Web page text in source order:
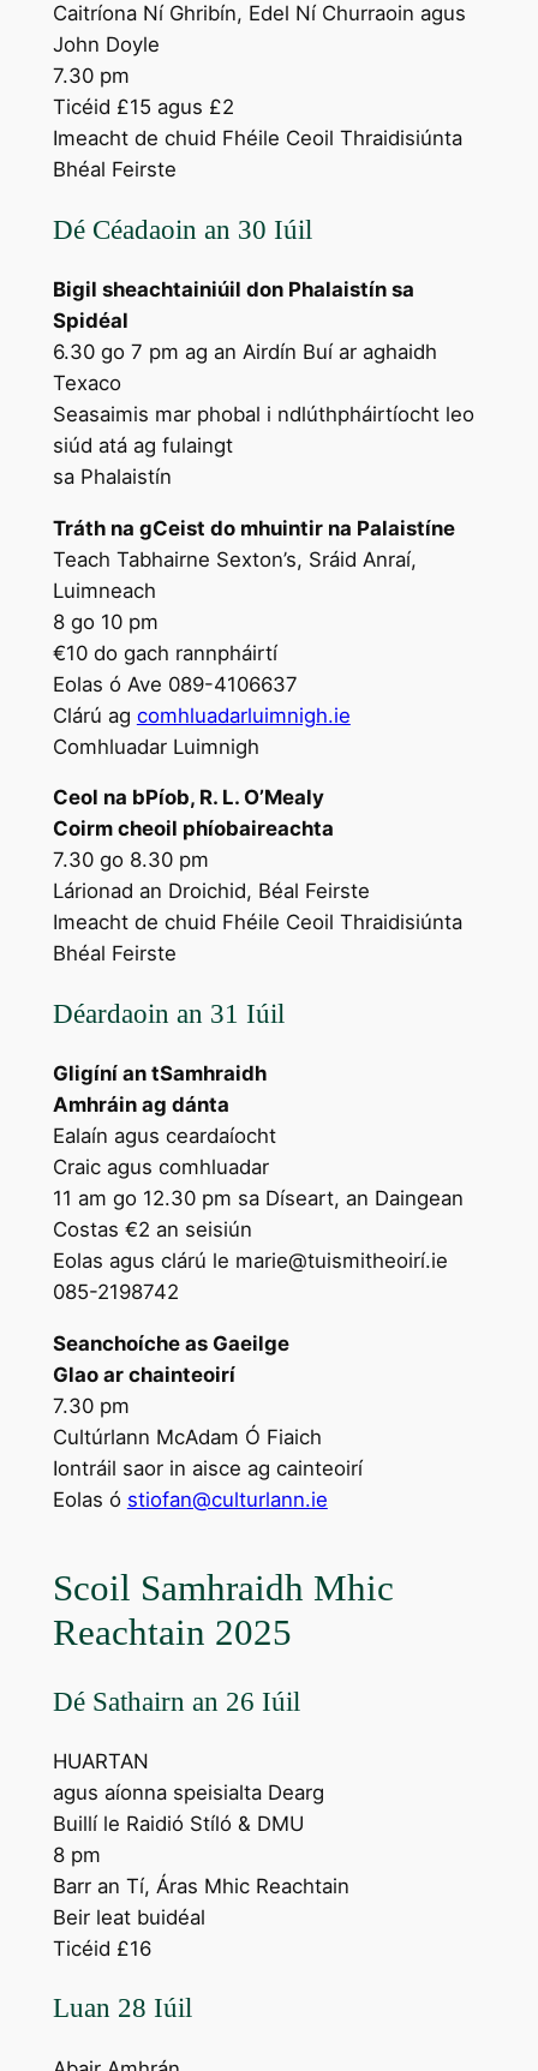
Caitríona Ní Ghribín, Edel Ní Churraoin agus
John Doyle
7.30 pm
Ticéid £15 agus £2
Imeacht de chuid Fhéile Ceoil Thraidisiúnta
Bhéal Feirste
Dé Céadaoin an 30 Iúil
Bigil sheachtainiúil don Phalaistín sa
Spidéal
6.30 go 7 pm ag an Airdín Buí ar aghaidh
Texaco
Seasaimis mar phobal i ndlúthpháirtíocht leo
siúd atá ag fulaingt
sa Phalaistín
Tráth na gCeist do mhuintir na Palaistíne
Teach Tabhairne Sexton’s, Sráid Anraí,
Luimneach
8 go 10 pm
€10 do gach rannpháirtí
Eolas ó Ave 089-4106637
Clárú ag comhluadarluimnigh.ie
Comhluadar Luimnigh
Ceol na bPíob, R. L. O’Mealy
Coirm cheoil phíobaireachta
7.30 go 8.30 pm
Lárionad an Droichid, Béal Feirste
Imeacht de chuid Fhéile Ceoil Thraidisiúnta
Bhéal Feirste
Déardaoin an 31 Iúil
Gligíní an tSamhraidh
Amhráin ag dánta
Ealaín agus ceardaíocht
Craic agus comhluadar
11 am go 12.30 pm sa Díseart, an Daingean
Costas €2 an seisiún
Eolas agus clárú le marie@tuismitheoirí.ie
085-2198742
Seanchoíche as Gaeilge
Glao ar chainteoirí
7.30 pm
Cultúrlann McAdam Ó Fiaich
Iontráil saor in aisce ag cainteoirí
Eolas ó stiofan@culturlann.ie
Scoil Samhraidh Mhic
Reachtain 2025
Dé Sathairn an 26 Iúil
HUARTAN
agus aíonna speisialta Dearg
Buillí le Raidió Stíló & DMU
8 pm
Barr an Tí, Áras Mhic Reachtain
Beir leat buidéal
Ticéid £16
Luan 28 Iúil